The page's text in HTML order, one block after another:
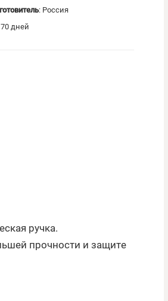
: Россия
70 дней
ручка.
прочности и защите